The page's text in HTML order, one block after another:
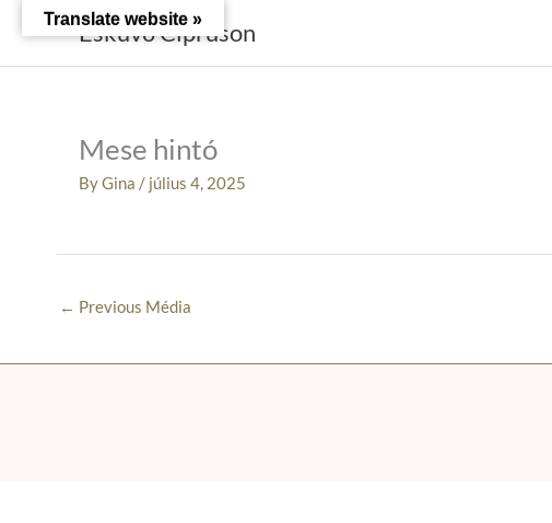
content
Esküvő Cipruson
Mese hintó
ByGina / július 4, 2025
← Previous Média
Translate website »